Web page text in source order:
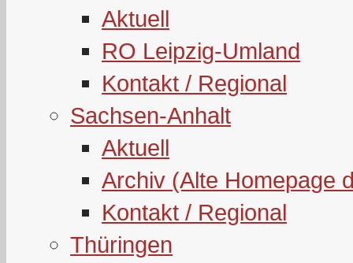
Aktuell
RO Leipzig-Umland
Kontakt / Regional
Sachsen-Anhalt
Aktuell
Archiv (Alte Homepage
Kontakt / Regional
Thüringen